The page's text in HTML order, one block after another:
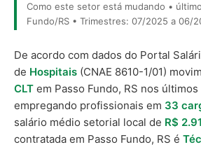
Como este setor está mudando •
Fundo/RS • Trimestres: 07/2025 a 06/
De acordo com dados do Portal
de Hospitais (CNAE 8610-1/01)
CLT em Passo Fundo, RS nos últimos
empregando profissionais em 33
salário médio setorial local de R$
contratada em Passo Fundo, RS é